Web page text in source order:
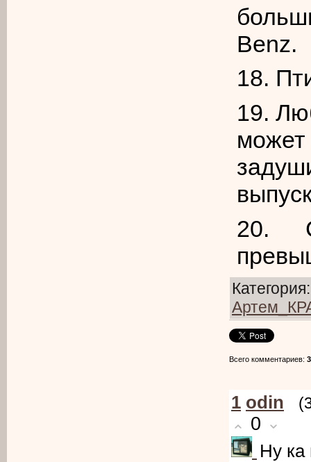
Benz.
18.
19.
20.
Категория
Всего комментариев:
1 odin
0
Ну